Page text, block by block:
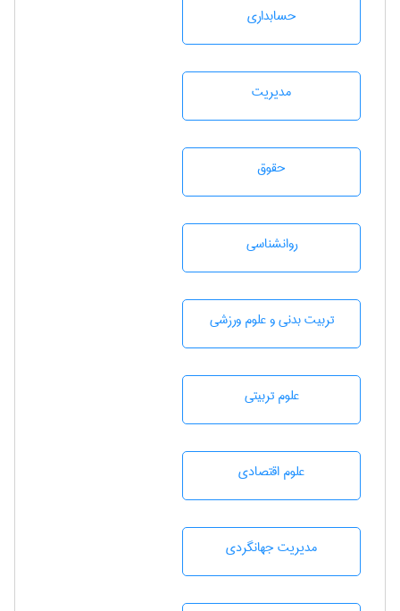
حسابداری
مديريت
حقوق
روانشناسی
تربيت بدنی و علوم ورزشی
علوم تربيتی
علوم اقتصادی
مديريت جهانگردی